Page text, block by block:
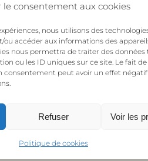
le consentement aux cookies
nous utilisons des
ou accéder aux informations des
nous permettra de traiter des données
ou les ID uniques sur ce site. Le fait de
consentement peut avoir un effet
Refuser Voir les
Politique de cookies
– Collier cœur œil or”
obligatoires sont